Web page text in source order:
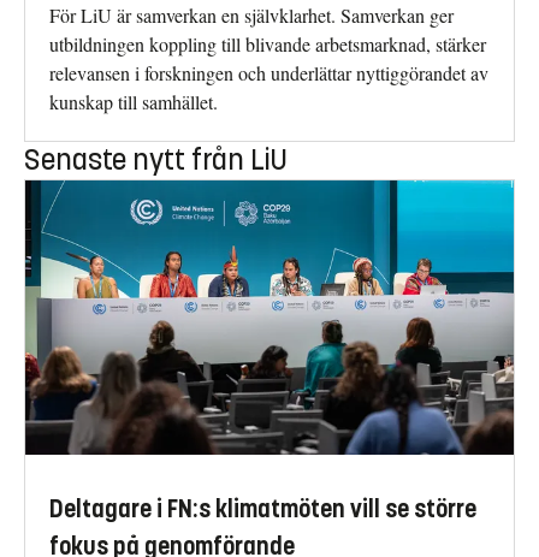
För LiU är samverkan en självklarhet. Samverkan ger
utbildningen koppling till blivande arbetsmarknad, stärker
relevansen i forskningen och underlättar nyttiggörandet av
kunskap till samhället.
Senaste nytt från LiU
Deltagare i FN:s klimatmöten vill se större
fokus på genomförande